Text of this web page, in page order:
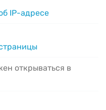
IP-адресе
открываться в